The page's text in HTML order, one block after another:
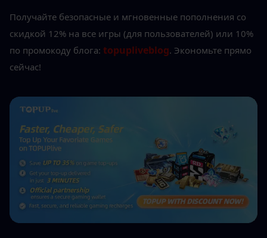
Получайте безопасные и мгновенные пополнения со
скидкой 12% на все игры (для пользователей) или 10%
по промокоду блога: topupliveblog. Экономьте прямо
сейчас!